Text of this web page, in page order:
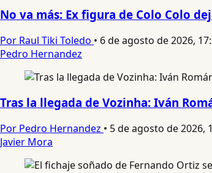
No va más: Ex figura de Colo Colo
Por Raul Tiki Toledo • 6 de agosto de 2026,
Pedro Hernandez
Tras la llegada de Vozinha: Iván
Por Pedro Hernandez • 5 de agosto de 2026,
Javier Mora